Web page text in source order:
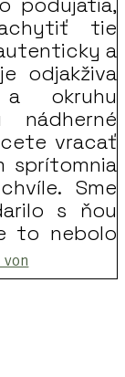
tie
a
odjakživa
okruhu
nádherné
vracať
sprítomnia
Sme
s ňou
to nebolo
von